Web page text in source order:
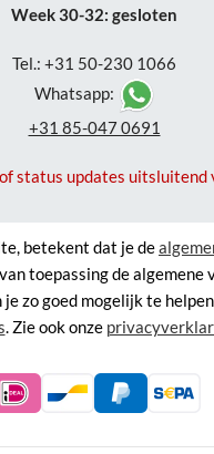
Week 30-32: gesloten
Tel.: +31 50-230 1066
Whatsapp:
+31 85-047 0691
status updates uitsluitend
betekent dat je de
toepassing de algemene
zo goed mogelijk te
. Zie ook onze